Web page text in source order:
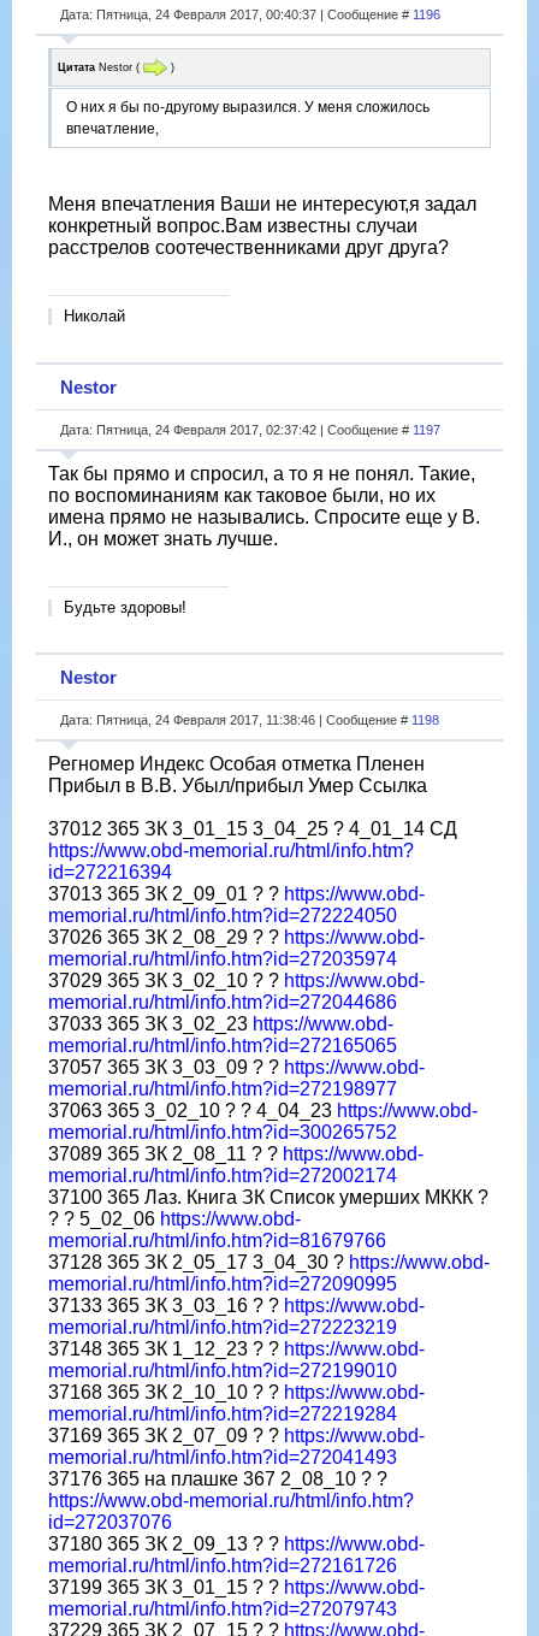
Дата: Пятница, 24 Февраля 2017, 00:40:37 | Сообщение # 1196
Цитата Nestor ( )
О них я бы по-другому выразился. У меня сложилось
впечатление,
Меня впечатления Ваши не интересуют,я задал
конкретный вопрос.Вам известны случаи
расстрелов соотечественниками друг друга?
Николай
Nestor
Дата: Пятница, 24 Февраля 2017, 02:37:42 | Сообщение # 1197
Так бы прямо и спросил, а то я не понял. Такие,
по воспоминаниям как таковое были, но их
имена прямо не назывались. Спросите еще у В.
И., он может знать лучше.
Будьте здоровы!
Nestor
Дата: Пятница, 24 Февраля 2017, 11:38:46 | Сообщение # 1198
Регномер Индекс Особая отметка Пленен
Прибыл в В.В. Убыл/прибыл Умер Ссылка
37012 365 ЗК 3_01_15 3_04_25 ? 4_01_14 СД
https://www.obd-memorial.ru/html/info.htm?
id=272216394
37013 365 ЗК 2_09_01 ? ? https://www.obd-
memorial.ru/html/info.htm?id=272224050
37026 365 ЗК 2_08_29 ? ? https://www.obd-
memorial.ru/html/info.htm?id=272035974
37029 365 ЗК 3_02_10 ? ? https://www.obd-
memorial.ru/html/info.htm?id=272044686
37033 365 ЗК 3_02_23 https://www.obd-
memorial.ru/html/info.htm?id=272165065
37057 365 ЗК 3_03_09 ? ? https://www.obd-
memorial.ru/html/info.htm?id=272198977
37063 365 3_02_10 ? ? 4_04_23 https://www.obd-
memorial.ru/html/info.htm?id=300265752
37089 365 ЗК 2_08_11 ? ? https://www.obd-
memorial.ru/html/info.htm?id=272002174
37100 365 Лаз. Книга ЗК Список умерших МККК ?
? ? 5_02_06 https://www.obd-
memorial.ru/html/info.htm?id=81679766
37128 365 ЗК 2_05_17 3_04_30 ? https://www.obd-
memorial.ru/html/info.htm?id=272090995
37133 365 ЗК 3_03_16 ? ? https://www.obd-
memorial.ru/html/info.htm?id=272223219
37148 365 ЗК 1_12_23 ? ? https://www.obd-
memorial.ru/html/info.htm?id=272199010
37168 365 ЗК 2_10_10 ? ? https://www.obd-
memorial.ru/html/info.htm?id=272219284
37169 365 ЗК 2_07_09 ? ? https://www.obd-
memorial.ru/html/info.htm?id=272041493
37176 365 на плашке 367 2_08_10 ? ?
https://www.obd-memorial.ru/html/info.htm?
id=272037076
37180 365 ЗК 2_09_13 ? ? https://www.obd-
memorial.ru/html/info.htm?id=272161726
37199 365 ЗК 3_01_15 ? ? https://www.obd-
memorial.ru/html/info.htm?id=272079743
37229 365 ЗК 2_07_15 ? ? https://www.obd-